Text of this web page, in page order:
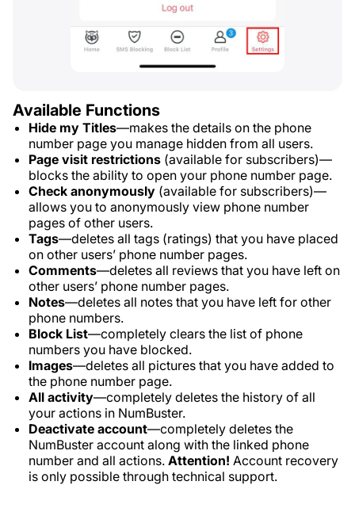
Available Functions
Hide my Titles—makes the details on the phone
number page you manage hidden from all users.
Page visit restrictions (available for subscribers)—
blocks the ability to open your phone number page.
Check anonymously (available for subscribers)—
allows you to anonymously view phone number
pages of other users.
Tags—deletes all tags (ratings) that you have placed
on other users’ phone number pages.
Comments—deletes all reviews that you have left on
other users’ phone number pages.
Notes—deletes all notes that you have left for other
phone numbers.
Block List—completely clears the list of phone
numbers you have blocked.
Images—deletes all pictures that you have added to
the phone number page.
All activity—completely deletes the history of all
your actions in NumBuster.
Deactivate account—completely deletes the
NumBuster account along with the linked phone
number and all actions. Attention! Account recovery
is only possible through technical support.